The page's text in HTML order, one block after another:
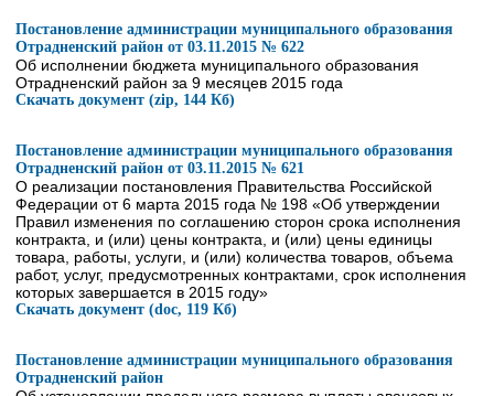
Постановление администрации муниципального образования
Отрадненский район от 03.11.2015 № 622
Об исполнении бюджета муниципального образования
Отрадненский район за 9 месяцев 2015 года
Скачать документ (zip, 144 Кб)
Постановление администрации муниципального образования
Отрадненский район от 03.11.2015 № 621
О реализации постановления Правительства Российской
Федерации от 6 марта 2015 года № 198 «Об утверждении
Правил изменения по соглашению сторон срока исполнения
контракта, и (или) цены контракта, и (или) цены единицы
товара, работы, услуги, и (или) количества товаров, объема
работ, услуг, предусмотренных контрактами, срок исполнения
которых завершается в 2015 году»
Скачать документ (doc, 119 Кб)
Постановление администрации муниципального образования
Отрадненский район